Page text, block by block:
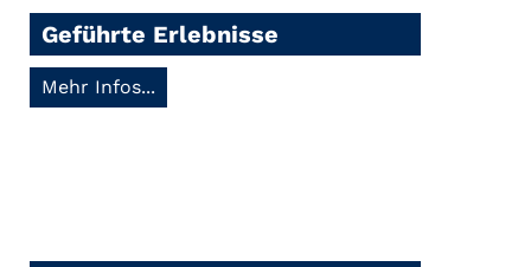
Geführte Erlebnisse
Mehr Infos...